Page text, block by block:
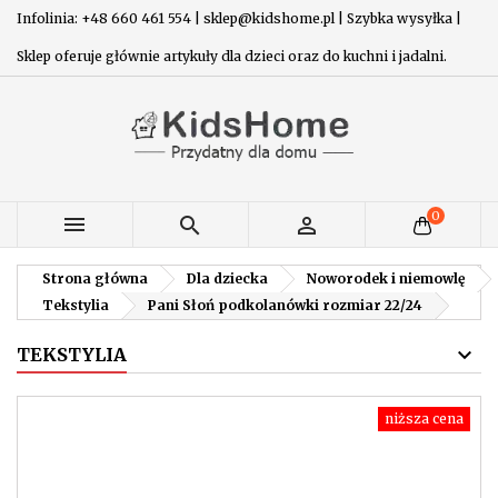
Infolinia: +48 660 461 554 | sklep@kidshome.pl | Szybka wysyłka |
Sklep oferuje głównie artykuły dla dzieci oraz do kuchni i jadalni.
   0
Strona główna Dla dziecka
Noworodek i niemowlę
Tekstylia
Pani Słoń podkolanówki rozmiar 22/24
TEKSTYLIA
niższa cena